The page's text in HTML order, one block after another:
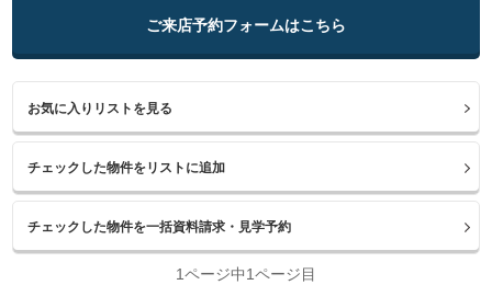
ご来店予約フォームはこちら
お気に入りリストを見る
1ページ中1ページ目